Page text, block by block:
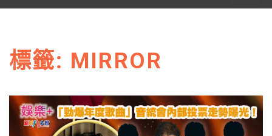
標籤: MIRROR